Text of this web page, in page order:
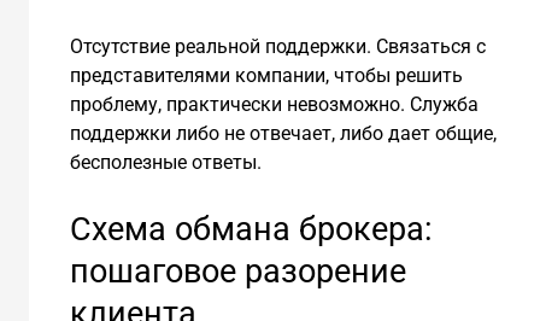
Отсутствие реальной поддержки. Связаться с
представителями компании, чтобы решить
проблему, практически невозможно. Служба
поддержки либо не отвечает, либо дает общие,
бесполезные ответы.
Схема обмана брокера:
пошаговое разорение
клиента